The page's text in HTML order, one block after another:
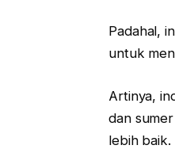
Padahal,
untuk
Artinya,
dan
lebih baik.